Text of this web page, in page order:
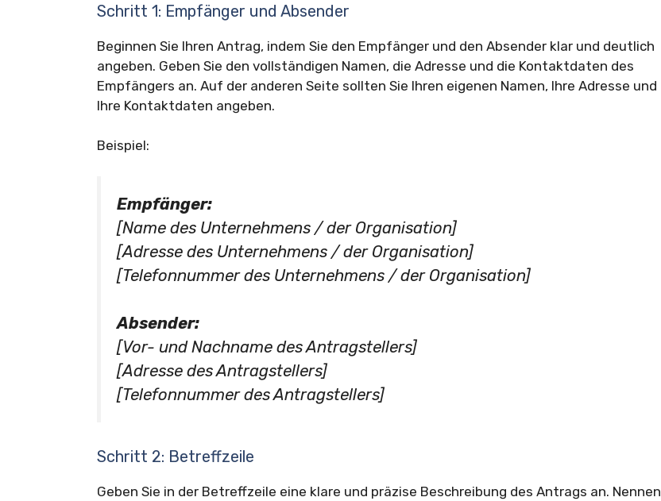
Schritt 1: Empfänger und Absender
Beginnen Sie Ihren Antrag, indem Sie den Empfänger und den Absender klar und deutlich
angeben. Geben Sie den vollständigen Namen, die Adresse und die Kontaktdaten des
Empfängers an. Auf der anderen Seite sollten Sie Ihren eigenen Namen, Ihre Adresse und
Ihre Kontaktdaten angeben.
Beispiel:
Empfänger:
[Name des Unternehmens / der Organisation]
[Adresse des Unternehmens / der Organisation]
[Telefonnummer des Unternehmens / der Organisation]
Absender:
[Vor- und Nachname des Antragstellers]
[Adresse des Antragstellers]
[Telefonnummer des Antragstellers]
Schritt 2: Betreffzeile
Geben Sie in der Betreffzeile eine klare und präzise Beschreibung des Antrags an. Nennen